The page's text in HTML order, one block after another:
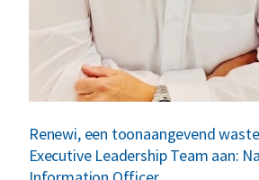
Renewi, een toonaangevend
Executive Leadership Team aan: